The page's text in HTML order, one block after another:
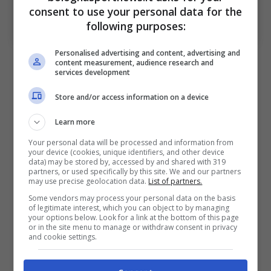
Bologna, il comunicato della cessione di El Azzouzi.
Bolognasportnews (Photo by Paolo Bruno/Getty Images
Via One Football)
Auxerre, il comunicato dei francesi
sull’acquisto del giocatore
L’AJA è lieta di annunciare
l’arrivo di Oussama El
Azzouzi! Ilcentrocampista
difensivo24enne è in
prestito per una stagione
dal Bologna (Italia), club di
Serie A, e indosserà la
consent to use your personal data for the
following purposes:
Personalised advertising and content, advertising and
content measurement, audience research and
services development
Store and/or access information on a device
Learn more
Your personal data will be processed and information from
your device (cookies, unique identifiers, and other device
data) may be stored by, accessed by and shared with 319
partners, or used specifically by this site. We and our partners
may use precise geolocation data. List of partners.
Some vendors may process your personal data on the basis
of legitimate interest, which you can object to by managing
your options below. Look for a link at the bottom of this page
or in the site menu to manage or withdraw consent in privacy
and cookie settings.